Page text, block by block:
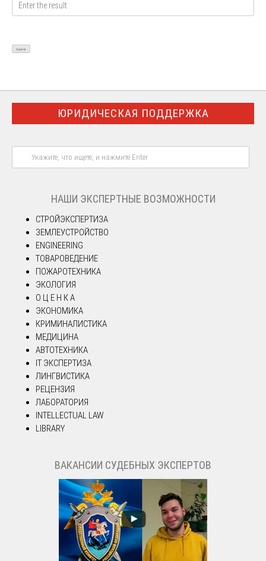
ЮРИДИЧЕСКАЯ ПОДДЕРЖКА
НАШИ ЭКСПЕРТНЫЕ ВОЗМОЖНОСТИ
СТРОЙЭКСПЕРТИЗА
ЗЕМЛЕУСТРОЙСТВО
ENGINEERING
ТОВАРОВЕДЕНИЕ
ПОЖАРОТЕХНИКА
ЭКОЛОГИЯ
О Ц Е Н К А
ЭКОНОМИКА
КРИМИНАЛИСТИКА
МЕДИЦИНА
АВТОТЕХНИКА
IT ЭКСПЕРТИЗА
ЛИНГВИСТИКА
РЕЦЕНЗИЯ
ЛАБОРАТОРИЯ
INTELLECTUAL LAW
LIBRARY
ВАКАНСИИ СУДЕБНЫХ ЭКСПЕРТОВ